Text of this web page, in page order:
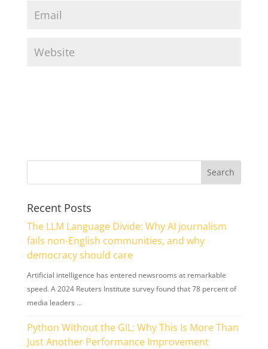
Recent Posts
The LLM Language Divide: Why AI journalism
fails non-English communities, and why
democracy should care
Artificial intelligence has entered newsrooms at remarkable
speed. A 2024 Reuters Institute survey found that 78 percent of
media leaders …
Python Without the GIL: Why This Is More Than
Just Another Performance Improvement